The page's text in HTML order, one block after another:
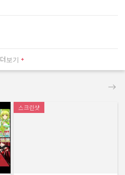
더보기
스크린샷